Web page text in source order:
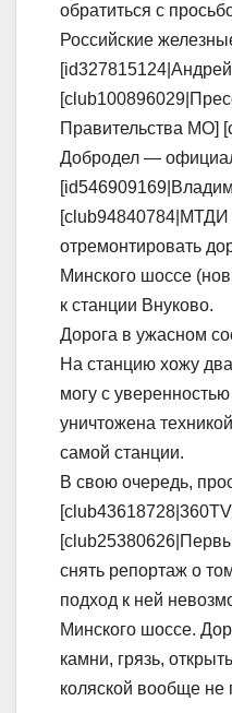
обратиться с
Российские
Правительства МО]
Добродел —
[club94840784|МТДИ
отремонтировать
Минского шоссе
к станции Внуково.
Дорога в ужасном
На станцию хожу
могу с
уничтожена
самой станции.
В свою очередь,
снять репортаж о
подход к ней
Минского шоссе.
камни, грязь,
коляской вообще